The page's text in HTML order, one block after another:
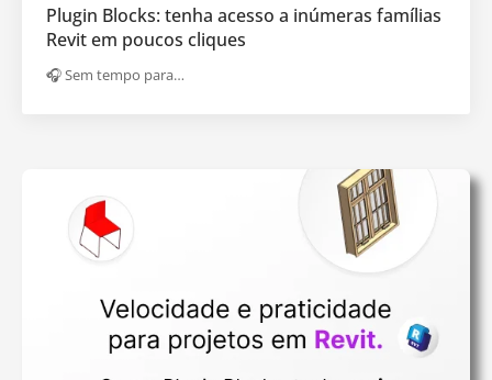
Plugin Blocks: tenha acesso a inúmeras famílias
Revit em poucos cliques
🎧 Sem tempo para…